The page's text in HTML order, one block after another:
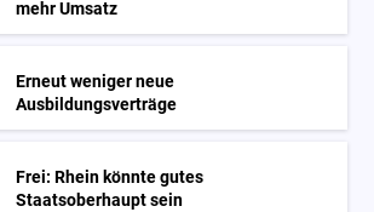
mehr Umsatz
Erneut weniger neue
Ausbildungsverträge
Frei: Rhein könnte gutes
Staatsoberhaupt sein